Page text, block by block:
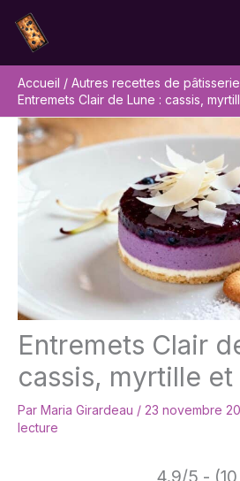
contenu
Accueil
Autres recettes de pâtisserie
Entremets Clair de Lune : cassis,
Entremets Clair
cassis, myrtille et
Par Maria Girardeau / 23 novembre
lecture
Rechercher